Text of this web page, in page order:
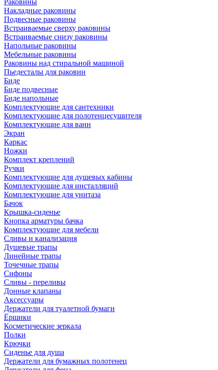
Раковины
Накладные раковины
Подвесные раковины
Встраиваемые сверху раковины
Встраиваемые снизу раковины
Напольные раковины
Мебельные раковины
Раковины над стиральной машиной
Пьедесталы для раковин
Биде
Биде подвесные
Биде напольные
Комплектующие для сантехники
Комплектующие для полотенцесушителя
Комплектующие для ванн
Экран
Каркас
Ножки
Комплект креплений
Ручки
Комплектующие для душевых кабины
Комплектующие для инсталляций
Комплектующие для унитаза
Бачок
Крышка-сиденье
Кнопка арматуры бачка
Комплектующие для мебели
Сливы и канализация
Душевые трапы
Линейные трапы
Точечные трапы
Сифоны
Сливы - переливы
Донные клапаны
Аксессуары
Держатели для туалетной бумаги
Ёршики
Косметические зеркала
Полки
Крючки
Сиденье для душа
Держатели для бумажных полотенец